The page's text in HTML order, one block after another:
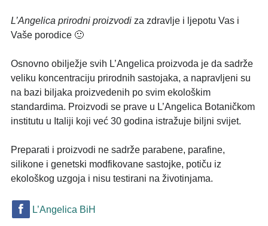
L’Angelica prirodni proizvodiza zdravlje i ljepotu Vas i
Vaše porodice 🙂
Osnovno obilježje svih L’Angelica proizvoda je da sadrže
veliku koncentraciju prirodnih sastojaka, a napravljeni su
na bazi biljaka proizvedenih po svim ekološkim
standardima. Proizvodi se prave u L’Angelica Botaničkom
institutu u Italiji koji već 30 godina istražuje biljni svijet.
Preparati i proizvodi ne sadrže parabene, parafine,
silikone i genetski modfikovane sastojke, potiču iz
ekološkog uzgoja i nisu testirani na životinjama.
L’Angelica BiH